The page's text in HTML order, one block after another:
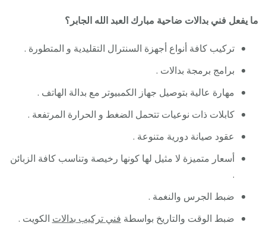
ما يفعل فني بدالات ضاحية مبارك العبد الله الجابر؟
تركيب كافة أنواع أجهزة السنترال التقليدية و المتطورة .
برامج برمجة بدالات .
مهارة عالية بتوصيل جهاز الكمبيوتر مع بدالة الهاتف .
كابلات ذات نوعيات تتحمل الضغط و الحرارة المرتفعة .
عقود صيانة دورية متنوعة .
أسعار متميزة لا مثيل لها كونها رخيصة وتناسب كافة الزبائن
.
ضبط الجرس والنغمة .
ضبط الوقت والتاريخ بواسطة فني تركيب بدالات الكويت .